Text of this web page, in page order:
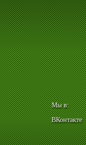
Мы в:
ВКонтакте